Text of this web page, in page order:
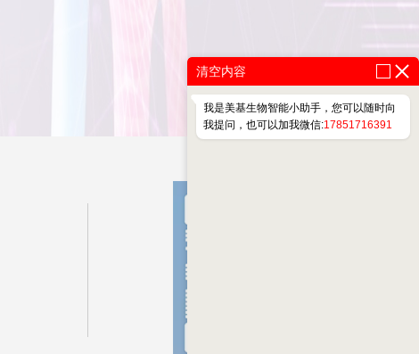
清空内容
我是美基生物智能小助手，您可以随时向
我提问，也可以加我微信:17851716391